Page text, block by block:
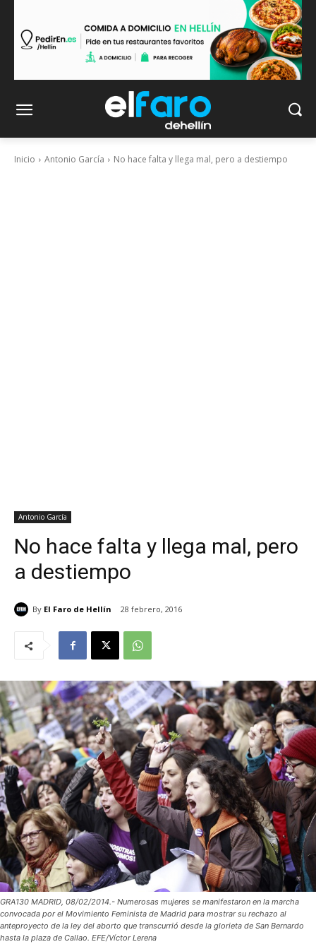
Inicio Antonio García No hace falta y llega mal, pero a destiempo
Antonio García
No hace falta y llega mal, pero
a destiempo
By El Faro de Hellín 28 febrero, 2016
GRA130 MADRID, 08/02/2014.- Numerosas mujeres se manifestaron en la marcha
convocada por el Movimiento Feminista de Madrid para mostrar su rechazo al
anteproyecto de la ley del aborto que transcurrió desde la glorieta de San Bernardo
hasta la plaza de Callao. EFE/Víctor Lerena